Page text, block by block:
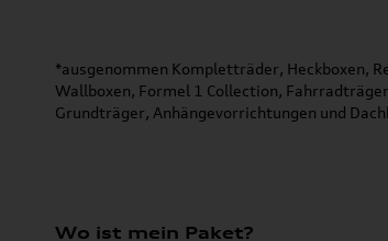
*ausgenommen Kompletträder, Heckboxen,
Wallboxen, Formel 1 Collection,
Grundträger, Anhängevorrichtungen und
Wo ist mein Paket?